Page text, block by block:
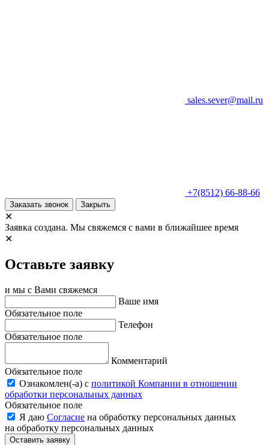
sales.sever@mail.ru
+7(8512) 66-88-66
Заказать звонок Закрыть
✕
Заявка создана. Мы свяжемся с вами в ближайшее время
✕
Оставьте заявку
и мы с Вами свяжемся
Ваше имя
Обязательное поле
Телефон
Обязательное поле
Комментарий
Обязательное поле
Ознакомлен(-a) с политикой Компании в отношении
обработки персональных данных
Обязательное поле
Я даю Согласие на обработку персональных данных
на обработку персональных данных
Оставить заявку